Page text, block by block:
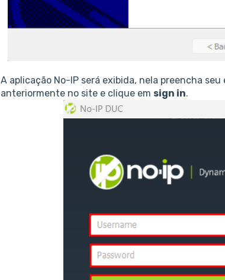
A aplicação No-IP será exibida, nela preencha
anteriormente no site e clique em sign in.